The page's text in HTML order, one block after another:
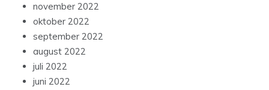
november 2022
oktober 2022
september 2022
august 2022
juli 2022
juni 2022